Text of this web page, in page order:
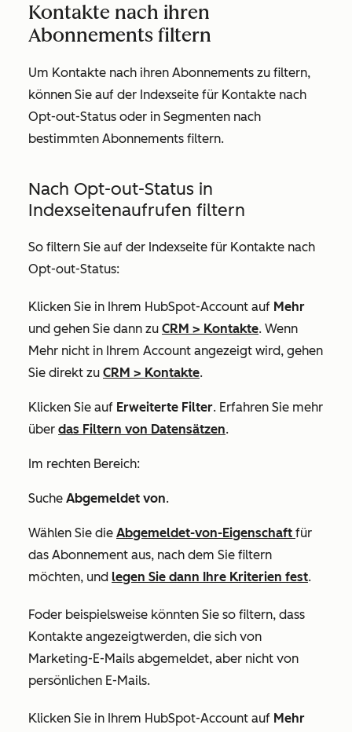
Kontakte nach ihren
Abonnements filtern
Um Kontakte nach ihren Abonnements zu filtern,
können Sie auf der Indexseite für Kontakte nach
Opt-out-Status oder in Segmenten nach
bestimmten Abonnements filtern.
Nach Opt-out-Status in
Indexseitenaufrufen filtern
So filtern Sie auf der Indexseite für Kontakte nach
Opt-out-Status:
Klicken Sie in Ihrem HubSpot-Account auf Mehr
und gehen Sie dann zu CRM > Kontakte. Wenn
Mehr nicht in Ihrem Account angezeigt wird, gehen
Sie direkt zu CRM > Kontakte.
Klicken Sie auf Erweiterte Filter. Erfahren Sie mehr
über das Filtern von Datensätzen.
Im rechten Bereich:
Suche Abgemeldet von.
Wählen Sie die Abgemeldet-von-Eigenschaft für
das Abonnement aus, nach dem Sie filtern
möchten, und legen Sie dann Ihre Kriterien fest.
Foder beispielsweise könnten Sie so filtern, dass
Kontakte angezeigtwerden, die sich von
Marketing-E-Mails abgemeldet, aber nicht von
persönlichen E-Mails.
Klicken Sie in Ihrem HubSpot-Account auf Mehr